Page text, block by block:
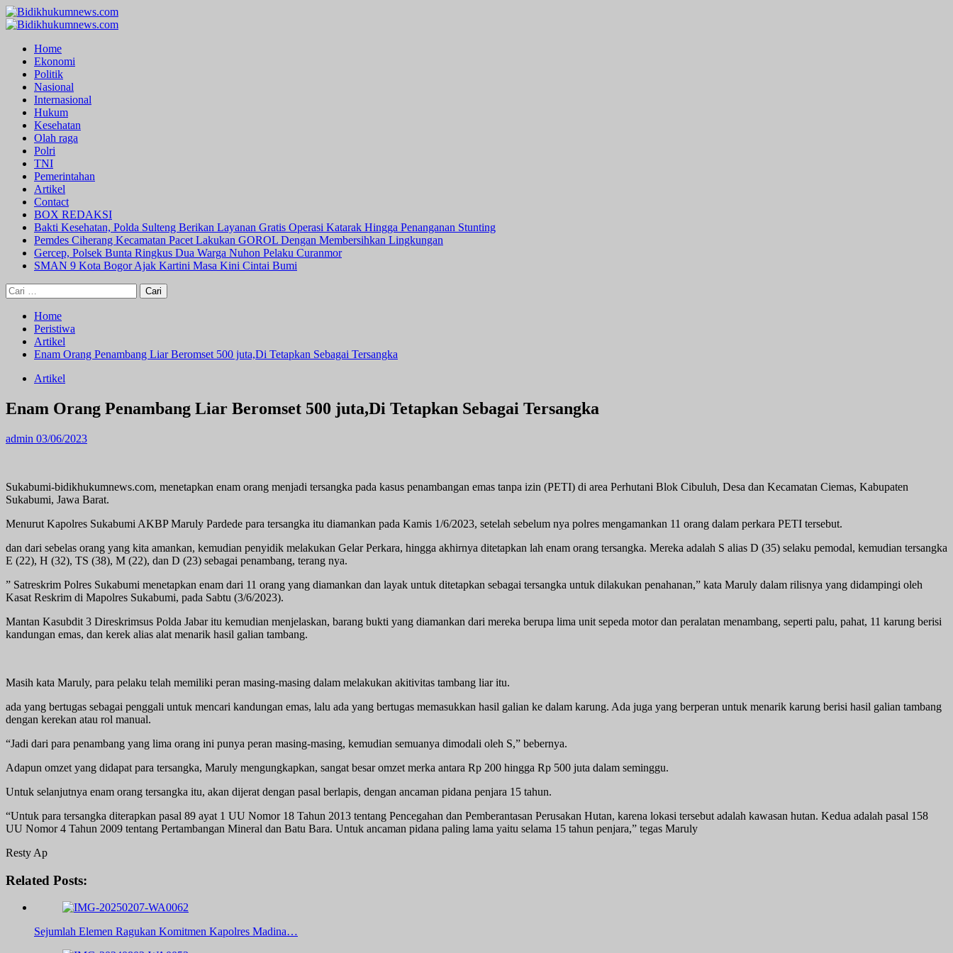
Skip
to
Primary
Home
Ekonomi
Politik
Nasional
Internasional
Hukum
Kesehatan
Olah raga
Polri
TNI
Pemerintahan
Artikel
Contact
BOX REDAKSI
Bakti Kesehatan, Polda Sulteng Berikan Layanan Gratis Operasi Katarak Hingga Penanganan Stunting
Pemdes Ciherang Kecamatan Pacet Lakukan GOROL Dengan Membersihkan Lingkungan
Gercep, Polsek Bunta Ringkus Dua Warga Nuhon Pelaku Curanmor
SMAN 9 Kota Bogor Ajak Kartini Masa Kini Cintai Bumi
Cari
untuk:
Home
Peristiwa
Artikel
Enam Orang Penambang Liar Beromset 500 juta,Di Tetapkan Sebagai Tersangka
Artikel
Enam Orang Penambang Liar Beromset 500 juta,Di Tetapkan Sebagai Tersangka
admin 03/06/2023
Sukabumi-bidikhukumnews.com, menetapkan enam orang menjadi tersangka pada kasus penambangan emas tanpa izin (PETI) di area Perhutani Blok Cibuluh, Desa dan Kecamatan Ciemas, Kabupaten
Sukabumi, Jawa Barat.
Menurut Kapolres Sukabumi AKBP Maruly Pardede para tersangka itu diamankan pada Kamis 1/6/2023, setelah sebelum nya polres mengamankan 11 orang dalam perkara PETI tersebut.
dan dari sebelas orang yang kita amankan, kemudian penyidik melakukan Gelar Perkara, hingga akhirnya ditetapkan lah enam orang tersangka. Mereka adalah S alias D (35) selaku pemodal, kemudian tersangka
E (22), H (32), TS (38), M (22), dan D (23) sebagai penambang, terang nya.
” Satreskrim Polres Sukabumi menetapkan enam dari 11 orang yang diamankan dan layak untuk ditetapkan sebagai tersangka untuk dilakukan penahanan,” kata Maruly dalam rilisnya yang didampingi oleh
Kasat Reskrim di Mapolres Sukabumi, pada Sabtu (3/6/2023).
Mantan Kasubdit 3 Direskrimsus Polda Jabar itu kemudian menjelaskan, barang bukti yang diamankan dari mereka berupa lima unit sepeda motor dan peralatan menambang, seperti palu, pahat, 11 karung berisi
kandungan emas, dan kerek alias alat menarik hasil galian tambang.
Masih kata Maruly, para pelaku telah memiliki peran masing-masing dalam melakukan akitivitas tambang liar itu.
ada yang bertugas sebagai penggali untuk mencari kandungan emas, lalu ada yang bertugas memasukkan hasil galian ke dalam karung. Ada juga yang berperan untuk menarik karung berisi hasil galian tambang
dengan kerekan atau rol manual.
“Jadi dari para penambang yang lima orang ini punya peran masing-masing, kemudian semuanya dimodali oleh S,” bebernya.
Adapun omzet yang didapat para tersangka, Maruly mengungkapkan, sangat besar omzet merka antara Rp 200 hingga Rp 500 juta dalam seminggu.
Untuk selanjutnya enam orang tersangka itu, akan dijerat dengan pasal berlapis, dengan ancaman pidana penjara 15 tahun.
“Untuk para tersangka diterapkan pasal 89 ayat 1 UU Nomor 18 Tahun 2013 tentang Pencegahan dan Pemberantasan Perusakan Hutan, karena lokasi tersebut adalah kawasan hutan. Kedua adalah pasal 158
UU Nomor 4 Tahun 2009 tentang Pertambangan Mineral dan Batu Bara. Untuk ancaman pidana paling lama yaitu selama 15 tahun penjara,” tegas Maruly
Resty Ap
Related Posts:
Sejumlah Elemen Ragukan Komitmen Kapolres Madina…